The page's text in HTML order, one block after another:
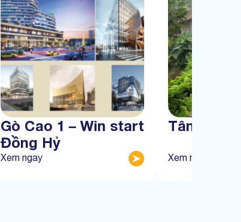
Gò Cao 1 – Win start
Đồng Hỷ
Xem ngay
Tân Thành
Xem ngay